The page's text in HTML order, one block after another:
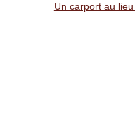
Un carport au